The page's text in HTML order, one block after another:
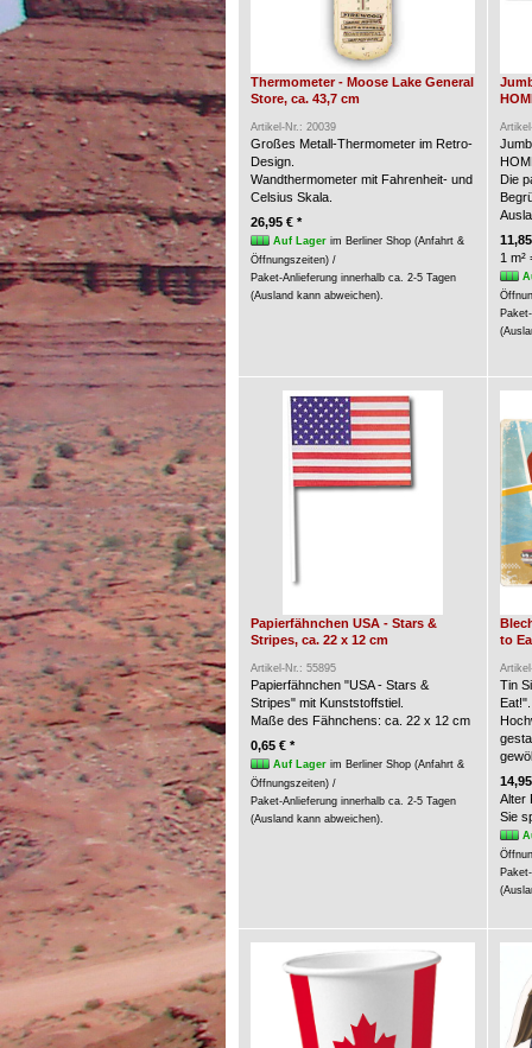
Thermometer - Moose Lake General
Store, ca. 43,7 cm
Artikel-Nr.: 20039
Großes Metall-Thermometer im Retro-
Design.
Wandthermometer mit Fahrenheit- und
Celsius Skala.
26,95 € *
Auf Lagerim Berliner Shop (Anfahrt &
Öffnungszeiten) /
Paket-Anlieferung innerhalb ca. 2-5 Tagen
(Ausland kann abweichen).
Die
1 m²
Papierfähnchen USA - Stars &
Stripes, ca. 22 x 12 cm
Artikel-Nr.: 55895
Papierfähnchen "USA - Stars &
Stripes" mit Kunststoffstiel.
Maße des Fähnchens: ca. 22 x 12 cm
0,65 € *
Auf Lagerim Berliner Shop (Anfahrt &
Öffnungszeiten) /
Paket-Anlieferung innerhalb ca. 2-5 Tagen
(Ausland kann abweichen).
to
Tin
Eat!".
Alter
Sie